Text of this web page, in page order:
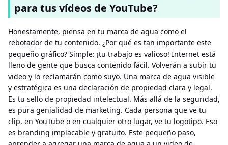
para tus vídeos de YouTube?
Honestamente, piensa en tu marca de agua como el
rebotador de tu contenido. ¿Por qué es tan importante este
pequeño gráfico? Simple: ¡tu trabajo es valioso! Internet está
lleno de gente que busca contenido fácil. Volverán a subir tu
video y lo reclamarán como suyo. Una marca de agua visible
y estratégica es una declaración de propiedad clara y legal.
Es tu sello de propiedad intelectual. Más allá de la seguridad,
es pura genialidad de marketing. Cada persona que ve tu
clip, en YouTube o en cualquier otro lugar, ve tu logotipo. Eso
es branding implacable y gratuito. Este pequeño paso,